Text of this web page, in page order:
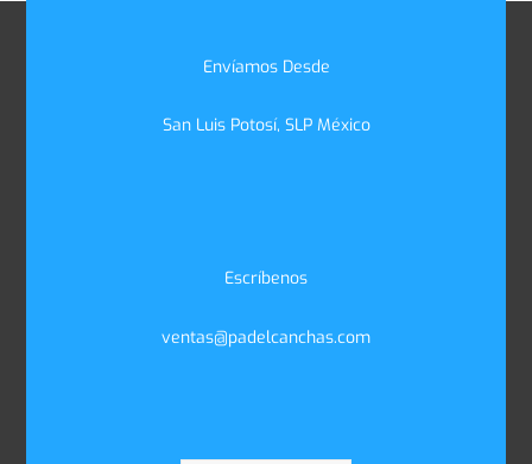
Envíamos Desde
San Luis Potosí, SLP México
Escríbenos
ventas@padelcanchas.com